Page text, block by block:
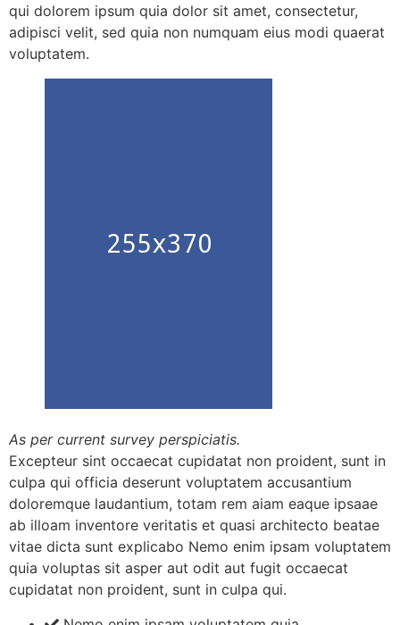
qui dolorem ipsum quia dolor sit amet, consectetur,
adipisci velit, sed quia non numquam eius modi quaerat
voluptatem.
As per current survey perspiciatis.
Excepteur sint occaecat cupidatat non proident, sunt in
culpa qui officia deserunt voluptatem accusantium
doloremque laudantium, totam rem aiam eaque ipsaae
ab illoam inventore veritatis et quasi architecto beatae
vitae dicta sunt explicabo Nemo enim ipsam voluptatem
quia voluptas sit asper aut odit aut fugit occaecat
cupidatat non proident, sunt in culpa qui.